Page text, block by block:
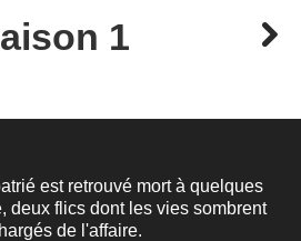
1
est retrouvé mort à quelques
deux flics dont les vies sombrent
de l'affaire.